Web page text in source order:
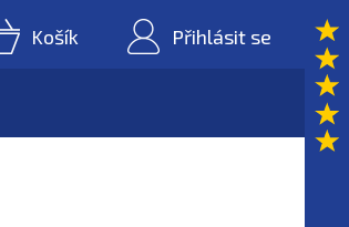
Košík Přihlásit se